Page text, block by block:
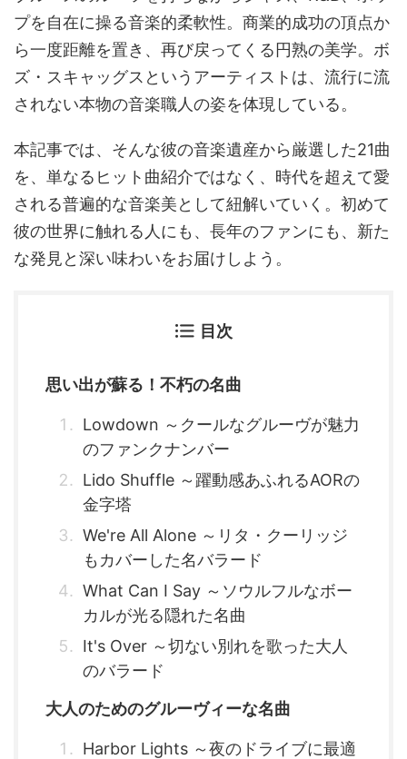
プを自在に操る音楽的柔軟性。商業的成功の頂点か
ら一度距離を置き、再び戻ってくる円熟の美学。ボ
ズ・スキャッグスというアーティストは、流行に流
されない本物の音楽職人の姿を体現している。
本記事では、そんな彼の音楽遺産から厳選した21曲
を、単なるヒット曲紹介ではなく、時代を超えて愛
される普遍的な音楽美として紐解いていく。初めて
彼の世界に触れる人にも、長年のファンにも、新た
な発見と深い味わいをお届けしよう。
目次
思い出が蘇る！不朽の名曲
Lowdown ～クールなグルーヴが魅力
のファンクナンバー
Lido Shuffle ～躍動感あふれるAORの
金字塔
We're All Alone ～リタ・クーリッジ
もカバーした名バラード
What Can I Say ～ソウルフルなボー
カルが光る隠れた名曲
It's Over ～切ない別れを歌った大人
のバラード
大人のためのグルーヴィーな名曲
Harbor Lights ～夜のドライブに最適